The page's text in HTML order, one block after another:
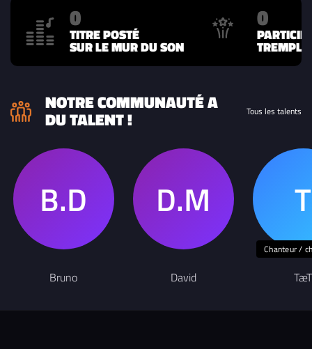
0
TITRE POSTÉ
SUR LE MUR DU SON
0
NOTRE COMMUNAUTÉ A
DU TALENT ! Tous les talents
Bruno David
Chanteur /
TæT